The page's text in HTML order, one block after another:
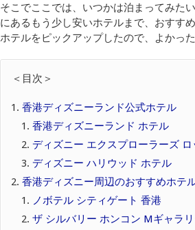
そこでここでは、いつかは泊まってみた
にあるもう少し安いホテルまで、おすす
ホテルをピックアップしたので、よかっ
＜目次＞
香港ディズニーランド公式ホテル
香港ディズニーランド ホテル
ディズニー エクスプローラーズ ロ
ディズニー ハリウッド ホテル
香港ディズニー周辺のおすすめホテ
ノボテル シティゲート 香港
ザ シルバリー ホンコン Mギャラ